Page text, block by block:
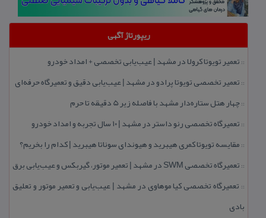
ریپورتاژ آگهی
:: تعمیر تویوتا كرولا در مشهد | عیب‌یابی تخصصی + امداد خودرو
:: تعمیر تخصصی تویوتا پرادو در مشهد | عیب‌یابی دقیق و تعمیرگاه حرفه‌ای
::چهار هتل‌ ستاره‌دار مشهد با فاصله زیر 5 دقیقه تا حرم
:: تعمیرگاه تخصصی رنو داستر در مشهد | ۱۰ سال تجربه و امداد خودرو
:: مقایسه تویوتا كمری هیبرید و هیوندای سوناتا هیبرید | كدام را بخریم؟
:: تعمیرگاه تخصصی SWM در مشهد | تعمیر موتور، گیربكس و عیب‌یابی برق
:: تعمیرگاه تخصصی كیا موهاوی در مشهد | عیب‌یابی و تعمیر موتور و تعلیق
بادی